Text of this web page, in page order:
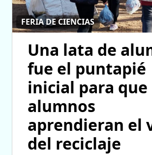
FERIA DE CIENCIAS
Una lata de
fue el puntapié
inicial para que
alumnos
aprendieran el
del reciclaje